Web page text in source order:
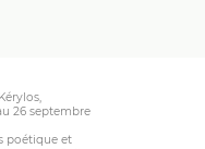
26 septembre
poétique et